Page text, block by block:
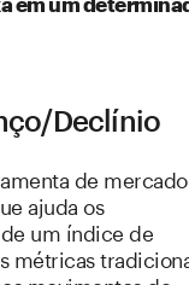
Declínio
de mercado
ajuda os
um índice de
métricas